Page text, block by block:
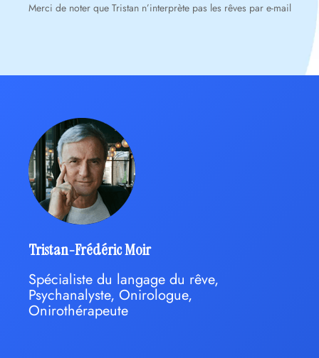
Merci de noter que Tristan n’interprète pas les rêves par e-mail
Tristan-Frédéric Moir
Spécialiste du langage du rêve,
Psychanalyste, Onirologue,
Onirothérapeute